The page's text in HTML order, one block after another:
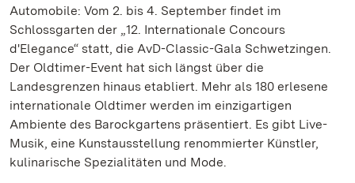
Automobile: Vom 2. bis 4. September findet im
Schlossgarten der „12. Internationale Concours
d'Elegance“ statt, die AvD-Classic-Gala Schwetzingen.
Der Oldtimer-Event hat sich längst über die
Landesgrenzen hinaus etabliert. Mehr als 180 erlesene
internationale Oldtimer werden im einzigartigen
Ambiente des Barockgartens präsentiert. Es gibt Live-
Musik, eine Kunstausstellung renommierter Künstler,
kulinarische Spezialitäten und Mode.